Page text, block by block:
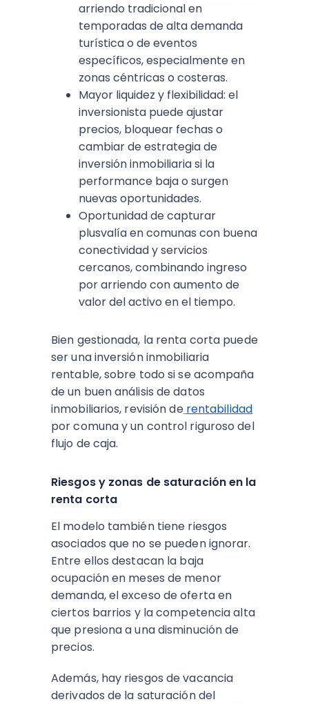
arriendo tradicional en
temporadas de alta demanda
turística o de eventos
específicos, especialmente en
zonas céntricas o costeras.​
Mayor liquidez y flexibilidad: el
inversionista puede ajustar
precios, bloquear fechas o
cambiar de estrategia de
inversión inmobiliaria si la
performance baja o surgen
nuevas oportunidades.​
Oportunidad de capturar
plusvalía en comunas con buena
conectividad y servicios
cercanos, combinando ingreso
por arriendo con aumento de
valor del activo en el tiempo.​
Bien gestionada, la renta corta puede
ser una inversión inmobiliaria
rentable, sobre todo si se acompaña
de un buen análisis de datos
inmobiliarios, revisión de rentabilidad
por comuna y un control riguroso del
flujo de caja.​
Riesgos y zonas de saturación en la
renta corta
El modelo también tiene riesgos
asociados que no se pueden ignorar.
Entre ellos destacan la baja
ocupación en meses de menor
demanda, el exceso de oferta en
ciertos barrios y la competencia alta
que presiona a una disminución de
precios.​
Además, hay riesgos de vacancia
derivados de la saturación del